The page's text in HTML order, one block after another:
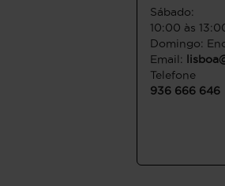
Sábado:
10:00 às
Domingo:
Email:
Telefone
936 666 646